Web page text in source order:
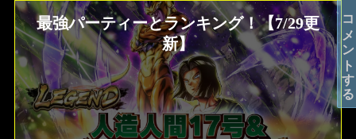
最強パーティーとランキング！【7/29更
新】
コメントする